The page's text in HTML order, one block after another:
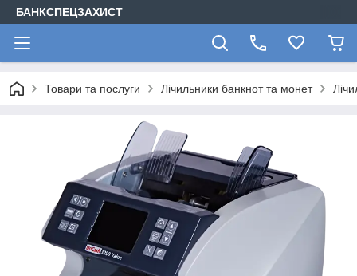
БАНКСПЕЦЗАХИСТ
Товари та послуги Лічильники банкнот та монет